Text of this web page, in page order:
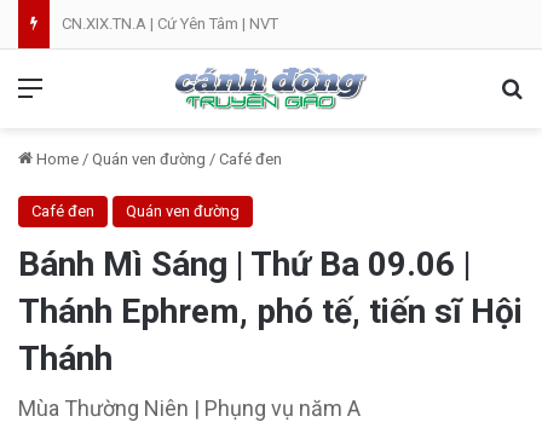
CN.XIX.TN.A | Cứ Yên Tâm | NVT
Home / Quán ven đường / Café đen
Café đen Quán ven đường
Bánh Mì Sáng | Thứ Ba 09.06 |
Thánh Ephrem, phó tế, tiến sĩ Hội
Thánh
Mùa Thường Niên | Phụng vụ năm A